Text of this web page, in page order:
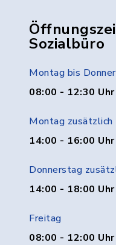
Sozialbüro
Montag bis
08:00 - 12:30 Uhr
Montag zusätzlich
14:00 - 16:00 Uhr
Donnerstag
14:00 - 18:00 Uhr
Freitag
08:00 - 12:00 Uhr